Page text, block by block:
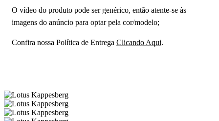
O vídeo do produto pode ser genérico, então atente-se às
imagens do anúncio para optar pela cor/modelo;
Confira nossa Política de Entrega Clicando Aqui.